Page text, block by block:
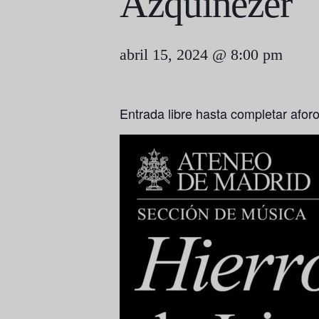
abril 15, 2024 @ 8:00 pm
Entrada libre hasta completar aforo